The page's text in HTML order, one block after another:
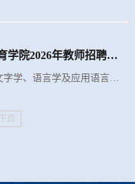
厦门大学国际中文教育学院2026年教师招聘启事
国际中文教育、汉语言文字学、语言学及应用语言学、教育学、跨文化传播等相关学科和方向。
下页